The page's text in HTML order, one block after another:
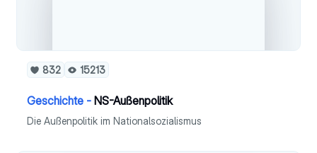
832 15213
Geschichte - NS-Außenpolitik
Die Außenpolitik im Nationalsozialismus